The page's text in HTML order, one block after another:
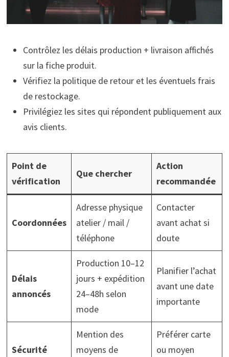
Contrôlez les délais production + livraison affichés
sur la fiche produit.
Vérifiez la politique de retour et les éventuels frais
de restockage.
Privilégiez les sites qui répondent publiquement aux
avis clients.
Point de
vérification
Que chercher
Action
recommandée
Coordonnées
Adresse physique
atelier / mail /
téléphone
Contacter
avant achat si
doute
Délais
annoncés
Production 10–12
jours + expédition
24–48h selon
mode
Planifier l’achat
avant une date
importante
Sécurité
Mention des
moyens de
Préférer carte
ou moyen